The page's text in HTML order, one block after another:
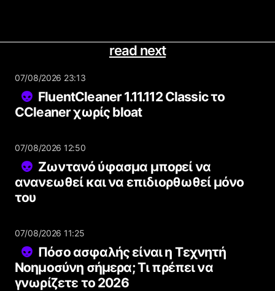
read next
07/08/2026 23:13
FluentCleaner 1.11.112 Classic το
CCleaner χωρίς bloat
07/08/2026 12:50
Ζωντανό ύφασμα μπορεί να
ανανεωθεί και να επιδιορθωθεί μόνο
του
07/08/2026 11:25
Πόσο ασφαλής είναι η Τεχνητή
Νοημοσύνη σήμερα; Τι πρέπει να
γνωρίζετε το 2026